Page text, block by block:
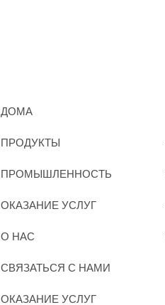
ДОМА
ПРОДУКТЫ
ПРОМЫШЛЕННОСТЬ
ОКАЗАНИЕ УСЛУГ
О НАС
СВЯЗАТЬСЯ С НАМИ
ОКАЗАНИЕ УСЛУГ